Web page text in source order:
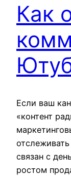
Как
Если ваш
«контент
связан с
ростом